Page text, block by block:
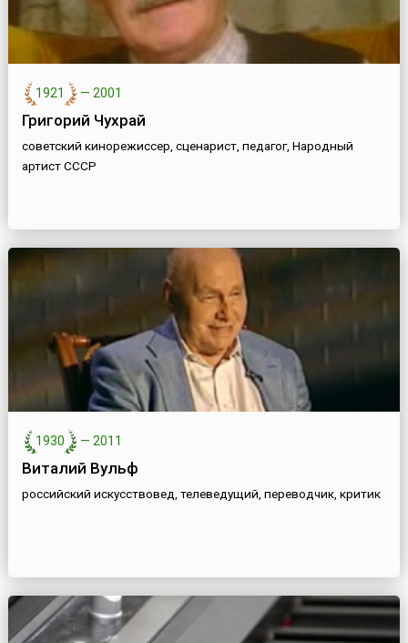
1921 — 2001
Григорий Чухрай
советский кинорежиссер, сценарист, педагог, Народный
артист СССР
1930 — 2011
Виталий Вульф
российский искусствовед, телеведущий, переводчик, критик